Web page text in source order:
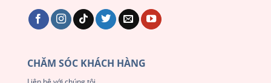
CHĂM SÓC KHÁCH HÀNG